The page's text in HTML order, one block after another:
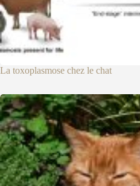
La toxoplasmose chez le chat